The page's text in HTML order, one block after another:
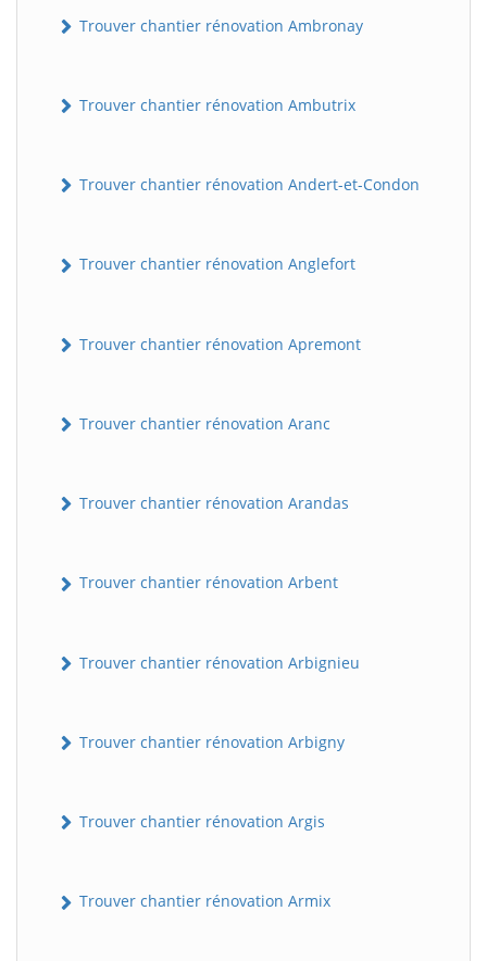
Trouver chantier rénovation Ambronay
Trouver chantier rénovation Ambutrix
Trouver chantier rénovation Andert-et-Condon
Trouver chantier rénovation Anglefort
Trouver chantier rénovation Apremont
Trouver chantier rénovation Aranc
Trouver chantier rénovation Arandas
Trouver chantier rénovation Arbent
Trouver chantier rénovation Arbignieu
Trouver chantier rénovation Arbigny
Trouver chantier rénovation Argis
Trouver chantier rénovation Armix